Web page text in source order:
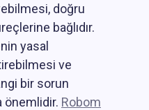
doğru
bağlıdır.
yasal
ve
bir sorun
önemlidir. Robom